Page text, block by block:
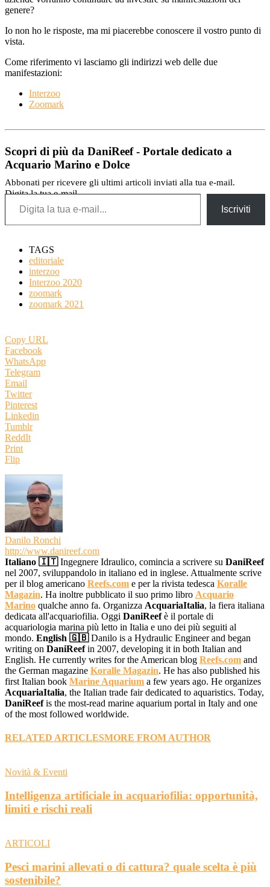
genere?
Io non ho le risposte, ma mi piacerebbe conoscere il vostro punto di
vista.
Come riferimento vi lasciamo gli indirizzi web delle due
manifestazioni:
Interzoo
Zoomark
Scopri di più da DaniReef - Portale dedicato a
Acquario Marino e Dolce
Abbonati per ricevere gli ultimi articoli inviati alla tua e-mail.
Digita la tua e-mail...
Iscriviti
TAGS
editoriale
interzoo
Interzoo 2020
zoomark
zoomark 2021
Copy URL
Facebook
WhatsApp
Telegram
Email
Twitter
Pinterest
Linkedin
Tumblr
ReddIt
Print
Flip
Danilo Ronchi
http://www.danireef.com
Italiano 🇮🇹Ingegnere Idraulico, comincia a scrivere su DaniReef
nel 2007, sviluppandolo in italiano ed in inglese. Attualmente scrive
per il blog americano Reefs.com e per la rivista tedesca Koralle
Magazin. Ha inoltre pubblicato il suo primo libro Acquario
Marino qualche anno fa. Organizza AcquariaItalia, la fiera italiana
dedicata all'acquariofilia. Oggi DaniReefè il portale di
acquariologia marina più letto in Italia e uno dei più seguiti al
mondo. English 🇬🇧Danilo is a Hydraulic Engineer and began
writing on DaniReefin 2007, developing it in both Italian and
English. He currently writes for the American blog Reefs.com and
the German magazine Koralle Magazin. He has also published his
first Italian book Marine Aquarium a few years ago. He organizes
AcquariaItalia, the Italian trade fair dedicated to aquaristics. Today,
DaniReefis the most-read marine aquarium portal in Italy and one
of the most followed worldwide.
RELATED ARTICLESMORE FROM AUTHOR
Novità & Eventi
Intelligenza artificiale in acquariofilia: opportunità,
limiti e rischi reali
ARTICOLI
Pesci marini allevati o di cattura? quale scelta è più
sostenibile?